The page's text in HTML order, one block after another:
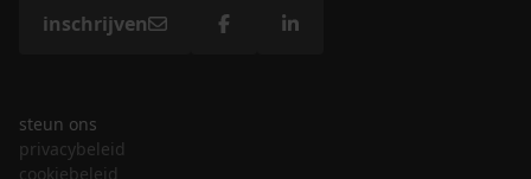
inschrijven
steun ons
privacybeleid
cookiebeleid